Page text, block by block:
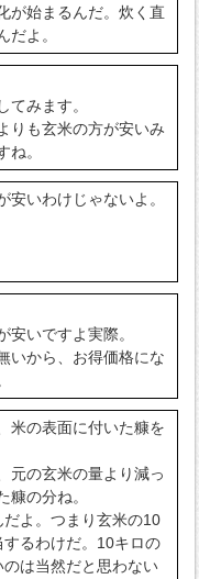
が始まるんだ。炊く直
だよ。
てみます。
りも玄米の方が安いみ
ね。
安いわけじゃないよ。
安いですよ実際。
いから、お得価格にな
米の表面に付いた糠を
元の玄米の量より減っ
糠の分ね。
よ。つまり玄米の10
るわけだ。10キロの
は当然だと思わない